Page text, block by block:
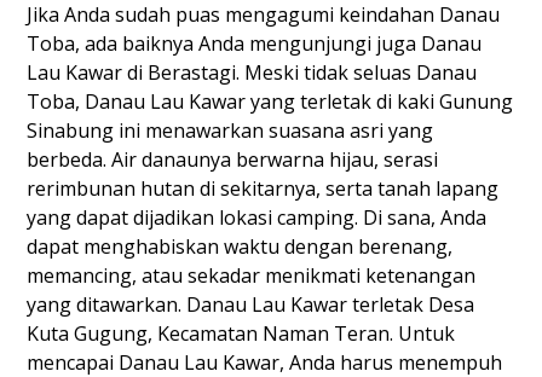
Jika Anda sudah puas mengagumi keindahan Danau
Toba, ada baiknya Anda mengunjungi juga Danau
Lau Kawar di Berastagi. Meski tidak seluas Danau
Toba, Danau Lau Kawar yang terletak di kaki Gunung
Sinabung ini menawarkan suasana asri yang
berbeda. Air danaunya berwarna hijau, serasi
rerimbunan hutan di sekitarnya, serta tanah lapang
yang dapat dijadikan lokasi camping. Di sana, Anda
dapat menghabiskan waktu dengan berenang,
memancing, atau sekadar menikmati ketenangan
yang ditawarkan. Danau Lau Kawar terletak Desa
Kuta Gugung, Kecamatan Naman Teran. Untuk
mencapai Danau Lau Kawar, Anda harus menempuh